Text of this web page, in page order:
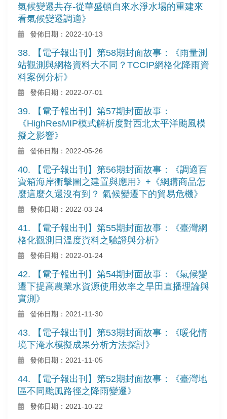
氣候變遷共存-從華盛頓自來水淨水場的重建來
看氣候變遷調適》
發佈日期：2022-10-13
38. 【電子報出刊】第58期封面故事：《雨量測
站觀測與網格資料大不同？TCCIP網格化降雨資
料案例分析》
發佈日期：2022-07-01
39. 【電子報出刊】第57期封面故事：
《HighResMIP模式解析度對西北太平洋颱風模
擬之影響》
發佈日期：2022-05-26
40. 【電子報出刊】第56期封面故事：《調適百
寶箱海岸衝擊圖之建置與應用》+《網購商品怎
麼這麼久還沒有到？ 氣候變遷下的貿易危機》
發佈日期：2022-03-24
41. 【電子報出刊】第55期封面故事：《臺灣網
格化觀測日溫度資料之驗證與分析》
發佈日期：2022-01-24
42. 【電子報出刊】第54期封面故事：《氣候變
遷下提高農業水資源使用效率之旱田直播理論與
實測》
發佈日期：2021-11-30
43. 【電子報出刊】第53期封面故事：《暖化情
境下淹水模擬成果分析方法探討》
發佈日期：2021-11-05
44. 【電子報出刊】第52期封面故事：《臺灣地
區不同颱風路徑之降雨變遷》
發佈日期：2021-10-22